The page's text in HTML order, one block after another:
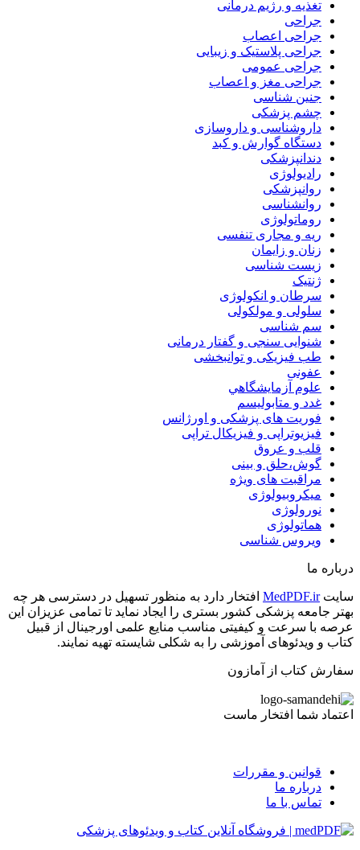
تغذیه و رژیم درمانی
جراحی
جراحی اعصاب
جراحی پلاستیک و زیبایی
جراحی عمومی
جراحی مغز و اعصاب
جنین شناسی
چشم پزشکی
داروشناسی و داروسازی
دستگاه گوارش و کبد
دندانپزشکی
رادیولوژی
روانپزشکی
روانشناسی
روماتولوژی
ریه و مجاری تنفسی
زنان و زایمان
زیست شناسی
ژنتیک
سرطان و انکولوژی
سلولی و مولکولی
سم شناسی
شنوایی سنجی و گفتار درمانی
طب فیزیکی و توانبخشی
عفونی
علوم آزمايشگاهي
غدد و متابولیسم
فوریت های پزشکی و اورژانس
فیزیوتراپی و فیزیکال تراپی
قلب و عروق
گوش،حلق و بینی
مراقبت های ویژه
میکروبیولوژی
نورولوژی
هماتولوژی
ویروس شناسی
درباره ما
سایتMedPDF.ir افتخار دارد به منظور تسهیل در دسترسی هر چه
بهتر جامعه پزشکی کشور بستری را ایجاد نماید تا تمامی عزیزان این
عرصه با سرعت و کیفیتی مناسب منایع علمی اورجینال از قبیل
کتاب و ویدئوهای آموزشی را به شکلی شایسته تهیه نمایند.
سفارش کتاب از آمازون
اعتماد شما افتخار ماست
قوانین و مقررات
درباره ما
تماس با ما